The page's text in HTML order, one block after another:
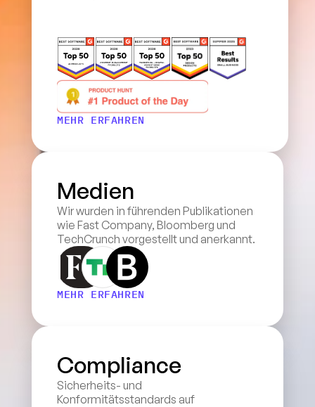
MEHR ERFAHREN
Medien
Wir wurden in führenden Publikationen
wie Fast Company, Bloomberg und
TechCrunch vorgestellt und anerkannt.
MEHR ERFAHREN
Compliance
Sicherheits- und
Konformitätsstandards auf